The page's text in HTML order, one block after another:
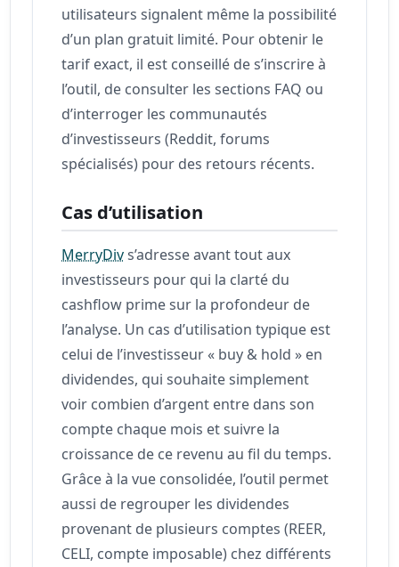
utilisateurs signalent même la possibilité
d’un plan gratuit limité. Pour obtenir le
tarif exact, il est conseillé de s’inscrire à
l’outil, de consulter les sections FAQ ou
d’interroger les communautés
d’investisseurs (Reddit, forums
spécialisés) pour des retours récents.
Cas d’utilisation
MerryDivs’adresse avant tout aux
investisseurs pour qui la clarté du
cashflow prime sur la profondeur de
l’analyse. Un cas d’utilisation typique est
celui de l’investisseur « buy & hold » en
dividendes, qui souhaite simplement
voir combien d’argent entre dans son
compte chaque mois et suivre la
croissance de ce revenu au fil du temps.
Grâce à la vue consolidée, l’outil permet
aussi de regrouper les dividendes
provenant de plusieurs comptes (REER,
CELI, compte imposable) chez différents